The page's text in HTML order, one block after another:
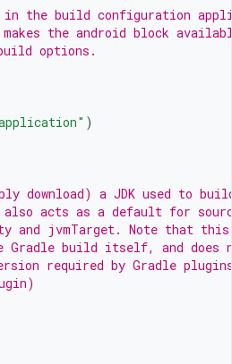
the build configuration
the android block
options.
)
download) a JDK used to
also acts as a default for
and jvmTarget. Note that this
Gradle build itself, and does
required by Gradle